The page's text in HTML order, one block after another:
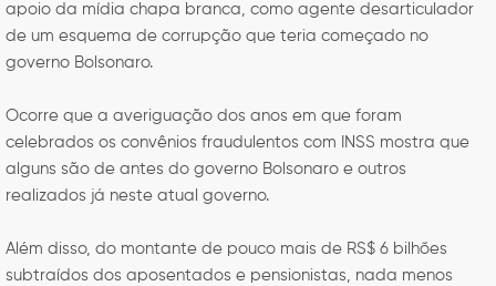
apoio da mídia chapa branca, como agente desarticulador
de um esquema de corrupção que teria começado no
governo Bolsonaro.
Ocorre que a averiguação dos anos em que foram
celebrados os convênios fraudulentos com INSS mostra que
alguns são de antes do governo Bolsonaro e outros
realizados já neste atual governo.
Além disso, do montante de pouco mais de RS$ 6 bilhões
subtraídos dos aposentados e pensionistas, nada menos